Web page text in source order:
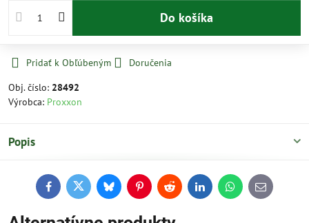
Do košíka
Pridať k Obľúbeným
Doručenia
Obj. číslo: 28492
Výrobca: Proxxon
Popis
FacebookTwitterBlueskyPinterestReddit LinkedInWhatsApp
E-
mail